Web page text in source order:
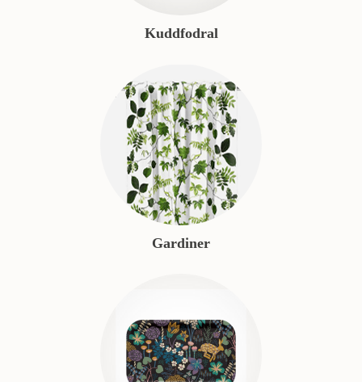
Kuddfodral
Gardiner